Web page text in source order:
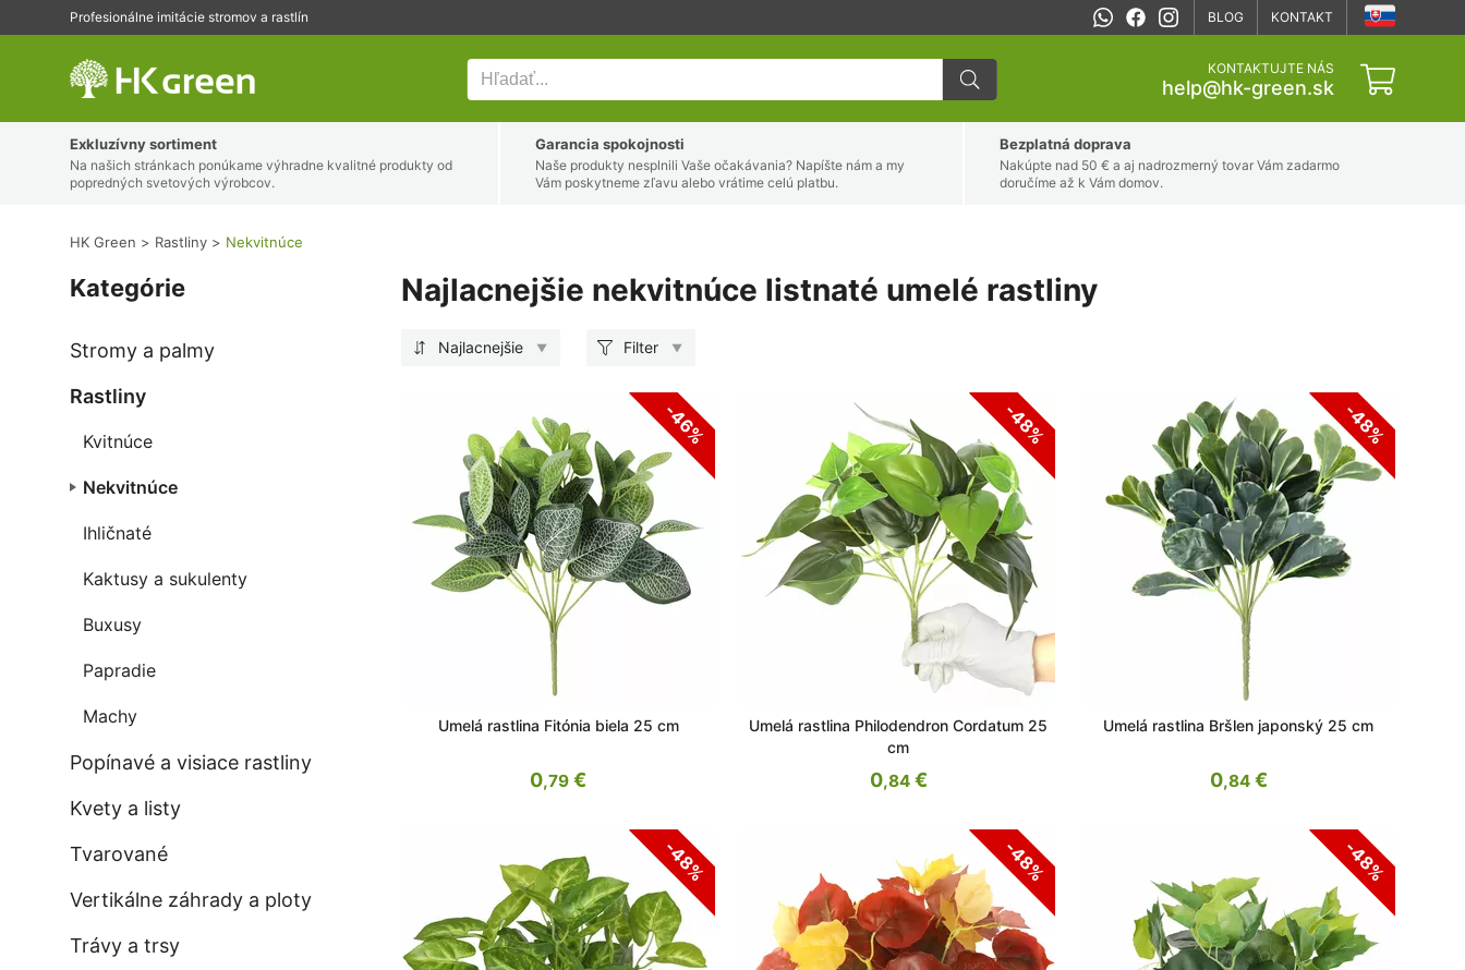
Profesionálne imitácie stromov a rastlín BLOG
KONTAKT
KONTAKTUJTE NÁS
help@hk-green.sk
HK Green Rastliny Nekvitnúce
Kategórie
Stromy a palmy
Rastliny
Kvitnúce
Nekvitnúce
Ihličnaté
Kaktusy a sukulenty
Buxusy
Papradie
Machy
Popínavé a visiace rastliny
Kvety a listy
Tvarované
Vertikálne záhrady a ploty
Trávy a trsy
Exkluzívny sortiment
Na našich stránkach ponúkame výhradne kvalitné produkty od
popredných svetových výrobcov.
Garancia spokojnosti
Naše produkty nesplnili Vaše očakávania? Napíšte nám a my
Vám poskytneme zľavu alebo vrátime celú platbu.
Bezplatná doprava
Nakúpte nad 50 € a aj nadrozmerný tovar Vám zadarmo
doručíme až k Vám domov.
Najlacnejšie nekvitnúce listnaté umelé rastliny
Najlacnejšie Filter
-46%
Umelá rastlina Fitónia biela 25 cm
0,79 €
-48%
Umelá rastlina Philodendron Cordatum 25
cm
0,84€
-48%
Umelá rastlina Bršlen japonský 25 cm
0,84€
-48% -48% -48%